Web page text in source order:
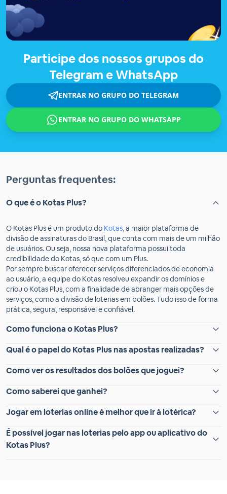
Participe dos nossos grupos do
Telegram e WhatsApp
ENTRAR NO GRUPO DO TELEGRAM
ENTRAR NO GRUPO DO WHATSAPP
Perguntas frequentes:
O que é o Kotas Plus?
O Kotas Plus é um produto do Kotas, a maior plataforma de
divisão de assinaturas do Brasil, que conta com mais de um milhão
de usuários. Ou seja, nossa nova plataforma possui toda
credibilidade do Kotas, só que com um Plus.
Por sempre buscar oferecer serviços diferenciados de economia
ao usuário, a equipe do Kotas resolveu expandir os domínios e
criou o Kotas Plus, com a finalidade de abranger mais opções de
serviços, como a divisão de loterias em bolões. Tudo isso de forma
prática, segura, responsável e confiável.
Como funciona o Kotas Plus?
Qual é o papel do Kotas Plus nas apostas realizadas?
Como ver os resultados dos bolões que joguei?
Como saberei que ganhei?
Jogar em loterias online é melhor que ir à lotérica?
É possível jogar nas loterias pelo app ou aplicativo do
Kotas Plus?